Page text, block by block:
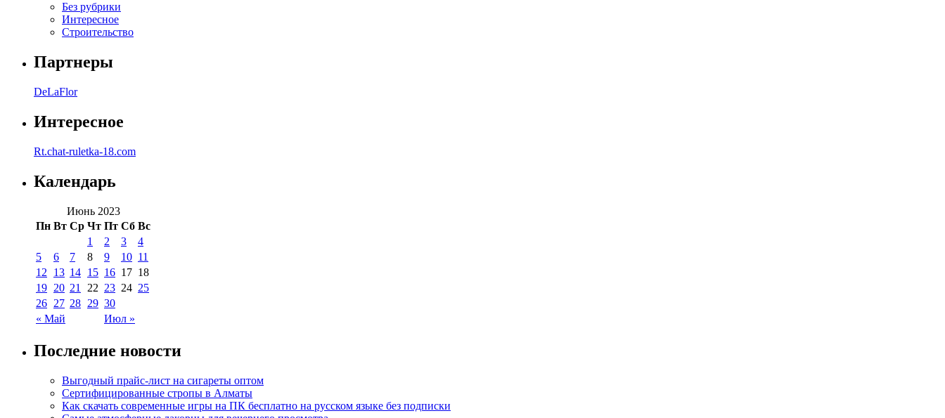
Без рубрики
Интересное
Строительство
Партнеры
DeLaFlor
Интересное
Rt.chat-ruletka-18.com
Календарь
Июнь 2023
Пн Вт Ср Чт Пт Сб Вс
« Май Июл »
1 2 3
4
5
6 7 8 9 10 11
12
13 14 15 16 17 18
19 20 21 22 23 24 25
26 27 28 29 30
Последние новости
Выгодный прайс-лист на сигареты оптом
Сертифицированные стропы в Алматы
Как скачать современные игры на ПК бесплатно на русском языке без подписки